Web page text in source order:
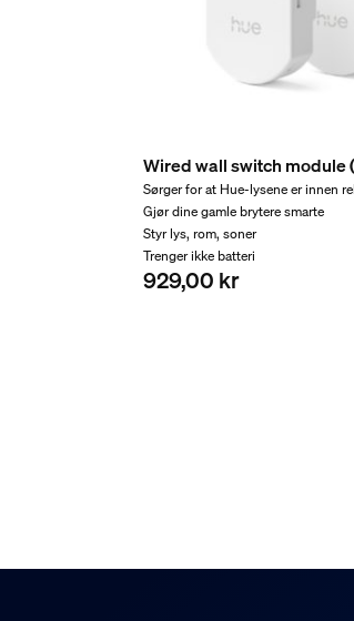
Fargegjengivelsesindeks
≥80
Fargetemperatur
2200-6500 K
174 mm
Wired wall switch module
Sørger for at Hue‑lysene er innen
Gjør dine gamle brytere smarte
Styr lys, rom, soner
Trenger ikke batteri
929,00 kr